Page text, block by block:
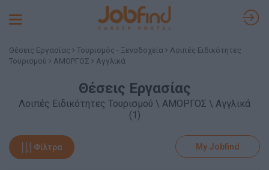
Toggle
Θέσεις Εργασίας Τουρισμός - Ξενοδοχεία
Λοιπές Ειδικότητες
Τουρισμού
ΑΜΟΡΓΟΣ Αγγλικά
Θέσεις Εργασίας
Λοιπές Ειδικότητες Τουρισμού \ ΑΜΟΡΓΟΣ \ Αγγλικά
(1)
Φίλτρα My Jobfind